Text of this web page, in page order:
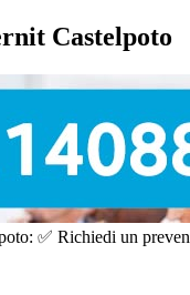
Castelpoto
✅ Richiedi un